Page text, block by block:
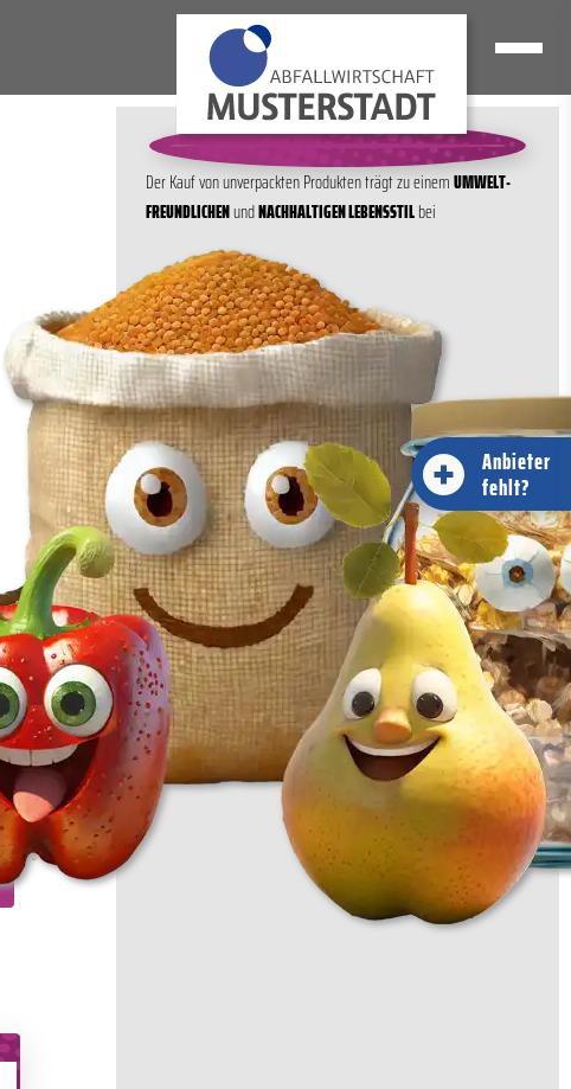
1
2
3
4
5
6
7
8
9
Der Kauf von unver­packten Produkten trägt zu einemUMWELT­
FREUND­LICHENundNACH­HALTIGEN LEBENS­STILbei
Anbieter
fehlt?